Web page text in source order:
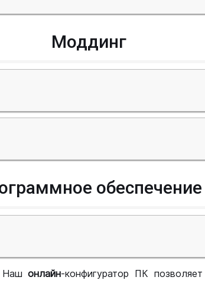
Моддинг
обеспечение
Нашонлайн-конфигуратор ПК